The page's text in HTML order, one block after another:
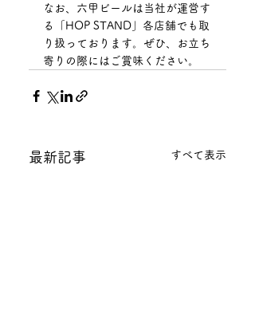
なお、六甲ビールは当社が運営す
る「HOP STAND」各店舗でも取
り扱っております。ぜひ、お立ち
寄りの際にはご賞味ください。
最新記事 すべて表示